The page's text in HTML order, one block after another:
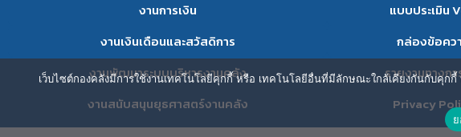
งานการเงิน
งานเงินเดือนและสวัสดิการ
งานพัฒนาระบบบริหารงานคลัง
งานสนับสนุนยุธศาสตร์งานคลัง
แบบประเมิน
กล่องข้อคว
รายงานทางกา
Privacy
เว็บไซต์กองคลังมีการใช้งานเทคโนโลยีคุกกี้ หรือ เทคโนโลยีอื่นที่มีลักษณะใกล้เคียงกันกับคุก